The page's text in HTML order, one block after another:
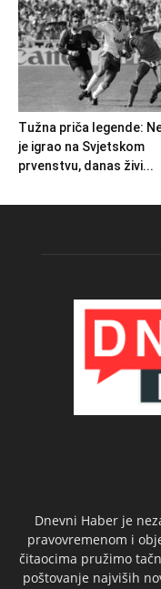
Tužna priča legende:
je igrao na Svjetskom
prvenstvu, danas živi...
Dnevni Haber je
pravovremenom i
čitaocima pružimo
poštovanje najviših